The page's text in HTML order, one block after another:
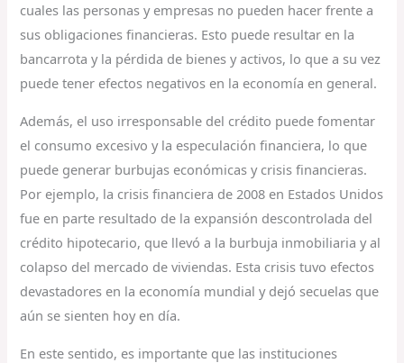
cuales las personas y empresas no pueden hacer frente a
sus obligaciones financieras. Esto puede resultar en la
bancarrota y la pérdida de bienes y activos, lo que a su vez
puede tener efectos negativos en la economía en general.
Además, el uso irresponsable del crédito puede fomentar
el consumo excesivo y la especulación financiera, lo que
puede generar burbujas económicas y crisis financieras.
Por ejemplo, la crisis financiera de 2008 en Estados Unidos
fue en parte resultado de la expansión descontrolada del
crédito hipotecario, que llevó a la burbuja inmobiliaria y al
colapso del mercado de viviendas. Esta crisis tuvo efectos
devastadores en la economía mundial y dejó secuelas que
aún se sienten hoy en día.
En este sentido, es importante que las instituciones